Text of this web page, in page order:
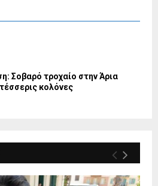
Σοβαρό τροχαίο στην Άρια
κολόνες